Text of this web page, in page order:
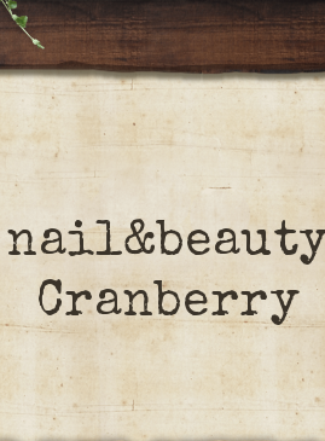
Cranberry